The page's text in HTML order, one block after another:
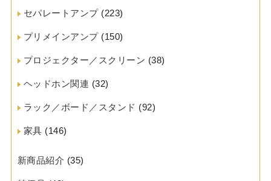
セパレートアンプ(223)
プリメインアンプ(150)
プロジェクター／スクリーン (38)
ヘッドホン関連 (32)
ラック／ボード／スタンド (92)
家具 (146)
新商品紹介 (35)